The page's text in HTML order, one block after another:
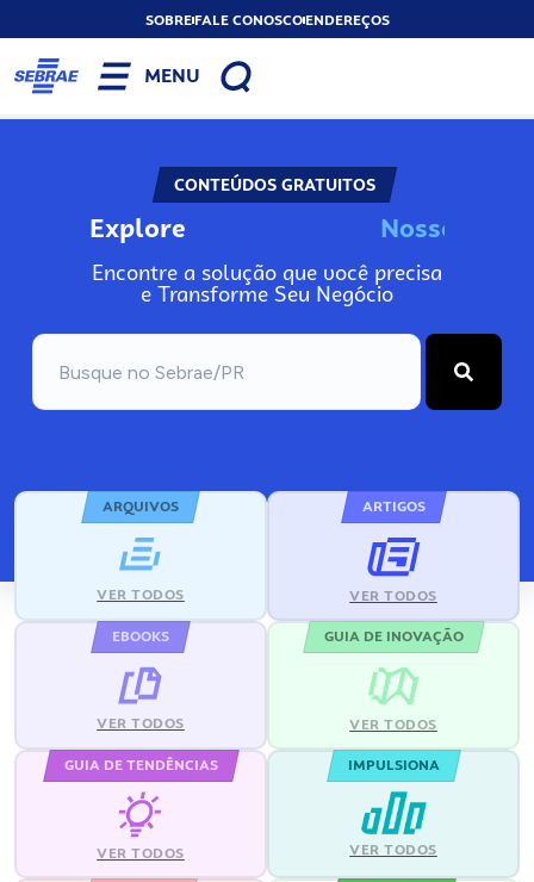
SOBREFALE CONOSCOENDEREÇOS
MENU
CONTEÚDOS GRATUITOS
Explore Nosso
Encontre a solução que você precisa
e Transforme Seu Negócio
ARQUIVOS
VER TODOS
ARTIGOS
VER TODOS
EBOOKS
VER TODOS
GUIA DE INOVAÇÃO
VER TODOS
GUIA DE TENDÊNCIAS
VER TODOS
IMPULSIONA
VER TODOS